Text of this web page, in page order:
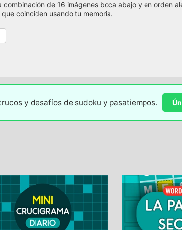
combinación de 16 imágenes boca abajo y en orden
coinciden usando tu memoria.
y desafíos de sudoku y pasatiempos.